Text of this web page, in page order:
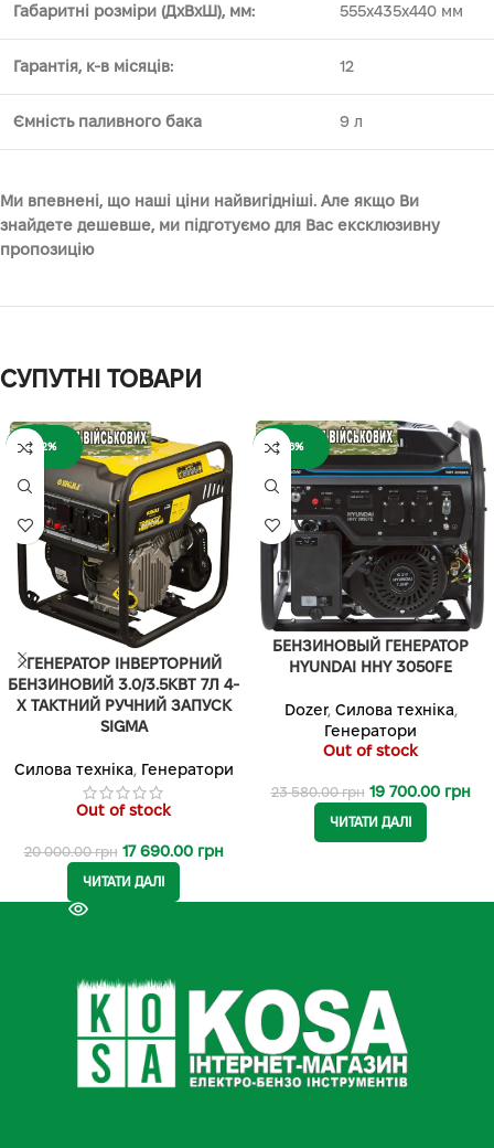
Габаритні розміри (ДхВхШ), мм: 555x435x440 мм
Гарантія, к-в місяців: 12
Ємність паливного бака 9 л
Ми впевнені, що наші ціни найвигідніші. Але якщо Ви
знайдете дешевше, ми підготуємо для Вас ексклюзивну
пропозицію
СУПУТНІ ТОВАРИ
-12%
ГЕНЕРАТОР ІНВЕРТОРНИЙ
БЕНЗИНОВИЙ 3.0/3.5КВТ 7Л 4-
Х ТАКТНИЙ РУЧНИЙ ЗАПУСК
SIGMA
Силова техніка, Генератори
Out of stock
20 000.00грн 17 690.00 грн
ЧИТАТИ ДАЛІ
-16%
БЕНЗИНОВЫЙ ГЕНЕРАТОР
HYUNDAI HHY 3050FE
Dozer, Силова техніка,
Генератори
Out of stock
23 580.00грн 19 700.00 грн
ЧИТАТИ ДАЛІ